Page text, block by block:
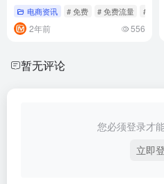
电商资讯 # 免费 # 免费流量 # 关
2年前 556
暂无评论
您必须登录才
立即